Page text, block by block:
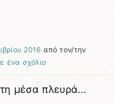
2016 από τον/την
ένα σχόλιο
μέσα πλευρά…